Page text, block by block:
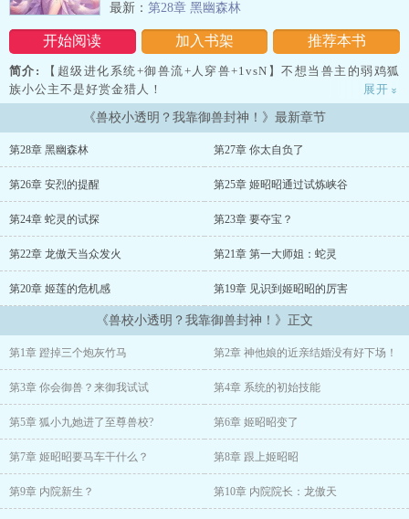
开始阅读 加入书架 推荐本书
最新： 第28章 黑幽森林
简介:
【超级进化系统+御兽流+人穿兽+1vsN】不想当兽主的弱鸡狐
族小公主不是好赏金猎人！
为了拯救人类，赏金猎人姬昭昭临危受命。带着超级进化系统传送到
兽世，来刷副本新建数据库啦！
开局三个竹马雄兽因为嫌弃小公主，不想成为订婚对象而嚷得不可开
交。
路过的姬昭昭，给了三个蠢货一个白眼。主动开口拒绝和三个竹马配
对，理由是近亲结婚没好下场。
面对白莲花堂姐暗戳戳撬墙角暗中搞事的小动作。姬昭昭看在眼里，
记在心里。
渣男给你你不要，在学校还想给我下绊子？随手喊来几个被姬昭昭指
下。
把老虎当狗遛？那画面太美姬昭昭不敢闭眼想。等等，你们几位露着
腹肌天天围过来秀荷尔蒙的小雄兽又是要干啥？
被求爱的姬昭昭表示小孩才做选择呢！
展开 »
《兽校小透明？我靠御兽封神！》最新章节
第28章 黑幽森林 第27章 你太自负了
第26章 安烈的提醒 第25章 姬昭昭通过试炼峡谷
第24章 蛇灵的试探 第23章 要夺宝？
第22章 龙傲天当众发火 第21章 第一大师姐：蛇灵
第20章 姬莲的危机感 第19章 见识到姬昭昭的厉害
《兽校小透明？我靠御兽封神！》正文
第1章 蹬掉三个炮灰竹马 第2章 神他娘的近亲结婚没有好下场！
第3章 你会御兽？来御我试试 第4章 系统的初始技能
第5章 狐小九她进了至尊兽校? 第6章 姬昭昭变了
第7章 姬昭昭要马车干什么？ 第8章 跟上姬昭昭
第9章 内院新生？ 第10章 内院院长：龙傲天